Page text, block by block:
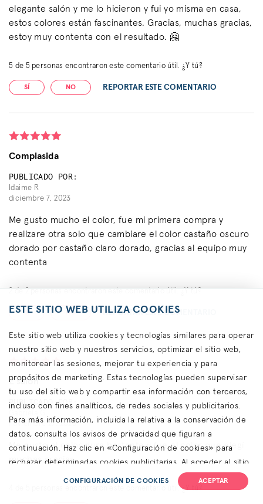
elegante salón y me lo hicieron y fui yo misma en casa,
estos colores están fascinantes. Gracias, muchas gracias,
estoy muy contenta con el resultado. 🤗
5 de 5 personas encontraron este comentario útil. ¿Y tú?
SÍ NO REPORTAR ESTE COMENTARIO
Complasida
PUBLICADO POR:
Idaime R
diciembre 7, 2023
Me gusto mucho el color, fue mi primera compra y
realizare otra solo que cambiare el color castaño oscuro
dorado por castaño claro dorado, gracias al equipo muy
contenta
2 2 personas encontraron este comentario útil. ¿Y tú?
SÍ NO REPORTAR ESTE COMENTARIO
E salon
PUBLICADO POR:
noviembre 27, 2023
Me gusto el color dura bastante y fue el color que elegí
muchas gracias
personas encontraron este comentario útil. ¿Y tú?
ESTE SITIO WEB UTILIZA COOKIES
Este sitio web utiliza cookies y tecnologías similares para operar
nuestro sitio web y nuestros servicios, optimizar el sitio web,
monitorear las sesiones, mejorar tu experiencia y para
propósitos de marketing. Estas tecnologías pueden supervisar
tu uso del sitio web y compartir esa información con terceros,
incluso con fines analíticos, de redes sociales y publicitarios.
Para más información, incluida la relativa a la conservación de
datos, consulta los avisos de privacidad que figuran a
continuación. Haz clic en «Configuración de cookies» para
rechazar determinadas cookies publicitarias. Al acceder al sitio
web o utilizarlo, aceptas el uso de cookies para recopilar y
compartir tu información, así como nuestrasCondiciones de
ACEPTAR
CONFIGURACIÓN DE COOKIES